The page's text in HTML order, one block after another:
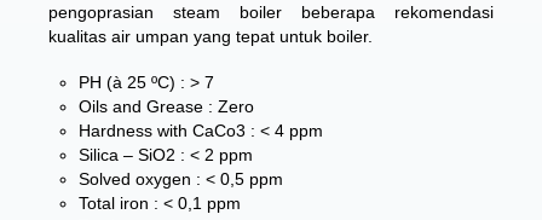
pengoprasian steam boiler beberapa rekomendasi
kualitas air umpan yang tepat untuk boiler.
PH (à 25 ºC) : > 7
Oils and Grease : Zero
Hardness with CaCo3 : < 4 ppm
Silica – SiO2 : < 2 ppm
Solved oxygen : < 0,5 ppm
Total iron : < 0,1 ppm